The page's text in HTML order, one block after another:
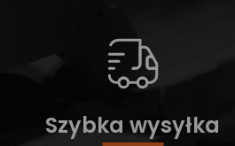
Szybka wysyłka